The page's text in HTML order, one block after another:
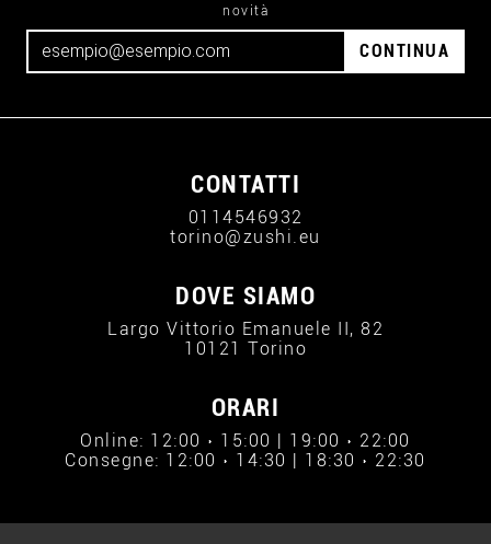
novità
CONTINUA
CONTATTI
0114546932
torino@zushi.eu
DOVE SIAMO
Largo Vittorio Emanuele II, 82
10121 Torino
ORARI
Online: 12:00 › 15:00 | 19:00 › 22:00
Consegne: 12:00 › 14:30 | 18:30 › 22:30